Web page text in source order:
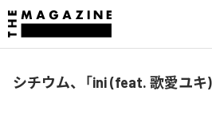
シチウム、「ini (feat. 歌愛ユキ